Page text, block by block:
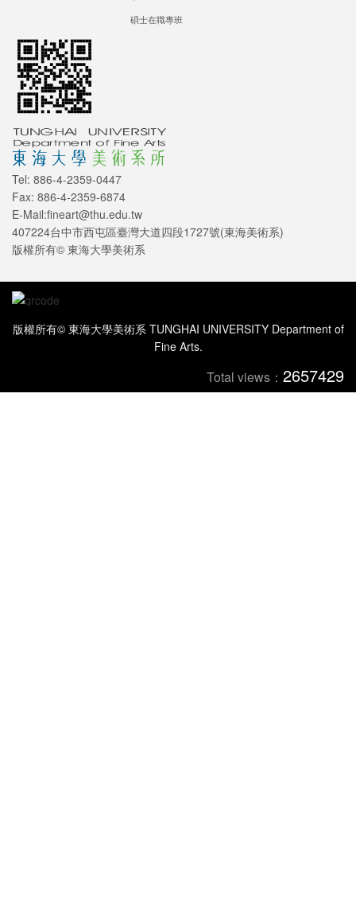
碩士在職專班
Tel: 886-4-2359-0447
Fax: 886-4-2359-6874
E-Mail:fineart@thu.edu.tw
407224台中市西屯區臺灣大道四段1727號(東海美術系)
版權所有© 東海大學美術系
版權所有© 東海大學美術系 TUNGHAI UNIVERSITY Department of
Fine Arts.
Total views： 2657429